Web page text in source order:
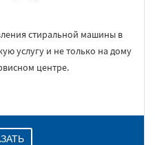
стиральной машины в
услугу и не только на дому
центре.